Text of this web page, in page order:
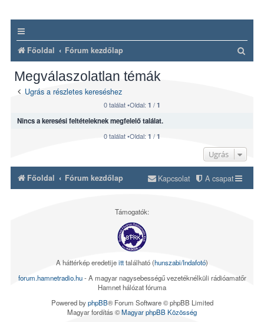
Főoldal Fórum kezdőlap
s
Megválaszolatlan témák
Ugrás a részletes kereséshez
0 találat •Oldal: 1 / 1
Nincs a keresési feltételeknek megfelelő találat.
0 találat •Oldal: 1 / 1
Ugrás
Főoldal Fórum kezdőlap A csapat
Kapcsolat
Támogatók:
A háttérkép eredetijeitttalálható (hunszabi/Indafotó)
forum.hamnetradio.hu- A magyar nagysebességű vezetéknélküli rádióamatőr
Hamnet hálózat fóruma
Powered byphpBB® Forum Software © phpBB Limited
Magyar fordítás ©Magyar phpBB Közösség